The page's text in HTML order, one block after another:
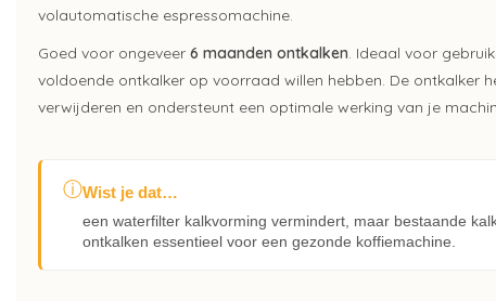
volautomatische espressomachine.
Goed voor ongeveer 6 maanden ontkalken. Ideaal voor
voldoende ontkalker op voorraad willen hebben. De ontkalker
verwijderen en ondersteunt een optimale werking van je
ⓘWist je dat…
een waterfilter kalkvorming vermindert, maar bestaande
ontkalken essentieel voor een gezonde koffiemachine.